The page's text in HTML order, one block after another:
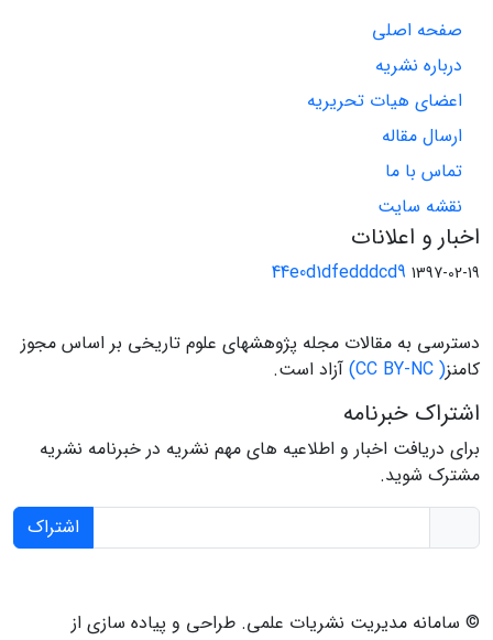
صفحه اصلی
درباره نشریه
اعضای هیات تحریریه
ارسال مقاله
تماس با ما
نقشه سایت
اخبار و اعلانات
44e0d1dfedddcd9 1397-02-19
دسترسی به مقالات مجله پژوهشهای علوم تاریخی بر اساس مجوز
کامنز( CC BY-NC) آزاد است.
اشتراک خبرنامه
برای دریافت اخبار و اطلاعیه های مهم نشریه در خبرنامه نشریه
مشترک شوید.
اشتراک
© سامانه مدیریت نشریات علمی. طراحی و پیاده سازی از